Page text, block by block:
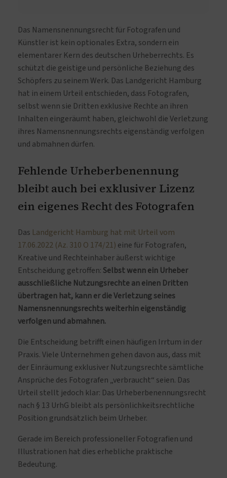
Das Namensnennungsrecht für Fotografen und
Künstler ist kein optionales Extra, sondern ein
elementarer Kern des deutschen Urheberrechts. Es
schützt die geistige und persönliche Beziehung des
Schöpfers zu seinem Werk. Das Landgericht Hamburg
hat in einem Urteil entschieden, dass Fotografen,
selbst wenn sie Dritten exklusive Rechte an ihren
Inhalten eingeräumt haben, gleichwohl die Verletzung
ihres Namensnennungsrechts eigenständig verfolgen
und abmahnen dürfen.
Fehlende Urheberbenennung
bleibt auch bei exklusiver Lizenz
ein eigenes Recht des Fotografen
Das Landgericht Hamburg hat mit Urteil vom
17.06.2022 (Az. 310 O 174/21) eine für Fotografen,
Kreative und Rechteinhaber äußerst wichtige
Entscheidung getroffen: Selbst wenn ein Urheber
ausschließliche Nutzungsrechte an einen Dritten
übertragen hat, kann er die Verletzung seines
Namensnennungsrechts weiterhin eigenständig
verfolgen und abmahnen.
Die Entscheidung betrifft einen häufigen Irrtum in der
Praxis. Viele Unternehmen gehen davon aus, dass mit
der Einräumung exklusiver Nutzungsrechte sämtliche
Ansprüche des Fotografen „verbraucht“ seien. Das
Urteil stellt jedoch klar: Das Urheberbenennungsrecht
nach § 13 UrhG bleibt als persönlichkeitsrechtliche
Position grundsätzlich beim Urheber.
Gerade im Bereich professioneller Fotografien und
Illustrationen hat dies erhebliche praktische
Bedeutung.